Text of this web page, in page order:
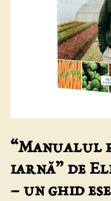
“Manualul
iarnă” de
– un ghid